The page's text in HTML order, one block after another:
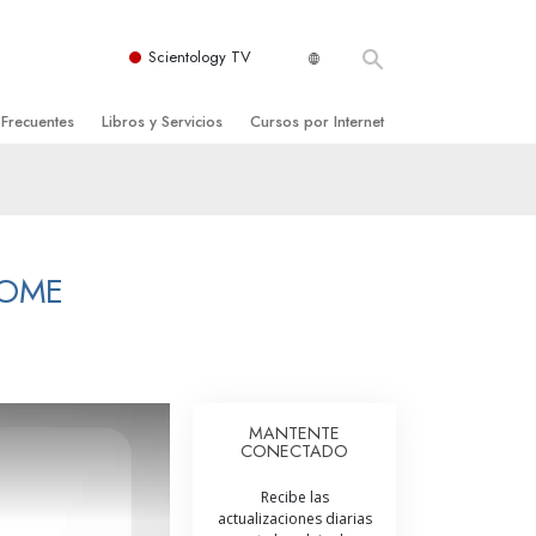
Scientology TV
de Scientology
Libros y Servicios
Introductorias
Cursos por Internet
La Integridad y la Honestidad
La Escala Tonal Emocional
MANTENTE
CONECTADO
Recibe las
actualizaciones diarias